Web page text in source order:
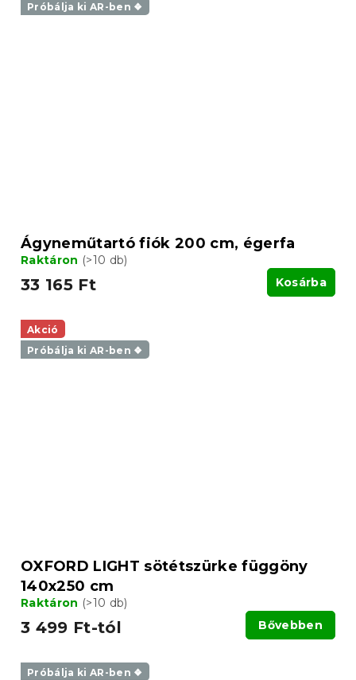
Próbálja ki AR-ben ❖
Ágyneműtartó fiók 200 cm, égerfa
Raktáron (>10 db)
33 165 Ft Kosárba
Akció
Próbálja ki AR-ben ❖
OXFORD LIGHT sötétszürke függöny
140x250 cm
Raktáron (>10 db)
3 499 Ft-tól Bővebben
Próbálja ki AR-ben ❖